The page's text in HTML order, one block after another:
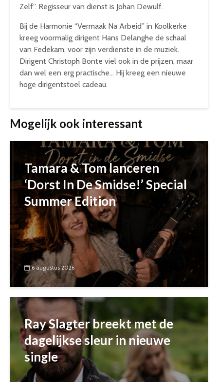
Zelf”. Regisseur van dienst is Johan Dewulf.
Bij de Harmonie “Vermaak Na Arbeid” in Koolkerke
kreeg voormalig dirigent Hans Delanghe de schaal
van Fedekam, voor zijn verdienste in de muziek.
Dirigent Christoph Bonte viel ook in de prijzen, maar
dan wel een erg practische… Hij kreeg een nieuwe
hoge dirigentstoel cadeau.
Mogelijk ook interessant
Tamara & Tom lanceren
‘Dorst In De Smidse!’ Special
Summer Edition
6 augustus 2026
Ray Slagter breekt met de
dagelijkse sleur in nieuwe
single